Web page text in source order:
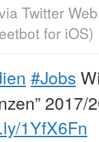
Twitter
for iΟS)
#Jobs
2017/
1YfX6Fn